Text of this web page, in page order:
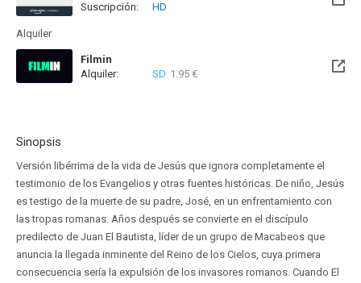
Suscripción:
HD
Alquiler
Filmin
Disponible hasta el Lun, 12 Oct 2026 (Quedan 2 meses)
Alquiler: SD 1.95 €
Sinopsis
Versión libérrima de la vida de Jesús que ignora completamente el
testimonio de los Evangelios y otras fuentes históricas. De niño, Jesús
es testigo de la muerte de su padre, José, en un enfrentamiento con
las tropas romanas. Años después se convierte en el discípulo
predilecto de Juan El Bautista, líder de un grupo de Macabeos que
anuncia la llegada inminente del Reino de los Cielos, cuya primera
consecuencia sería la expulsión de los invasores romanos. Cuando El